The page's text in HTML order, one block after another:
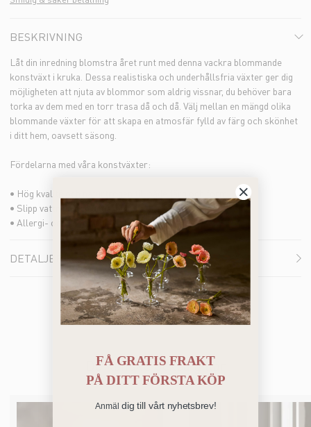
BESKRIVNING
Låt din inredning blomstra året runt med denna vackra blommande
konstväxt i kruka. Dessa realistiska och underhållsfria växter ger dig
möjligheten att njuta av blommor som aldrig vissnar, du behöver bara
torka av dem med en torr trasa då och då. Välj mellan en mängd olika
blommande växter för att skapa en atmosfär fylld av färg och skönhet
i ditt hem, oavsett säsong.
Fördelarna med våra konstväxter:
• Hög kvalité och naturtrogen till både färg och form
• Slipp vattning och underhåll
• Allergi- och doftfria alternativ
DETALJER
Du kanske också gillar
FÅ GRATIS FRAKT
PÅDITT FÖRSTA KÖP
Anmäl dig till vårt nyhetsbrev!